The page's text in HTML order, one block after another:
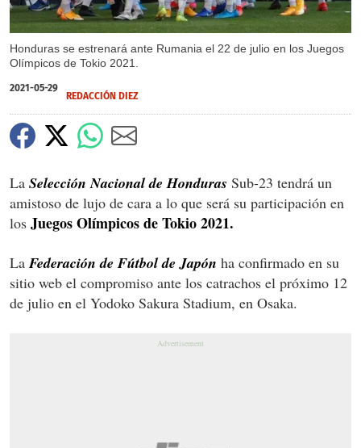
Honduras se estrenará ante Rumania el 22 de julio en los Juegos
Olímpicos de Tokio 2021.
2021-05-29
REDACCIÓN DIEZ
La Selección Nacional de Honduras Sub-23 tendrá un
amistoso de lujo de cara a lo que será su participación en
los Juegos Olímpicos de Tokio 2021.
LaFederación de Fútbol de Japón ha confirmado en su
sitio web el compromiso ante los catrachos el próximo 12
de julio en el Yodoko Sakura Stadium, en Osaka.